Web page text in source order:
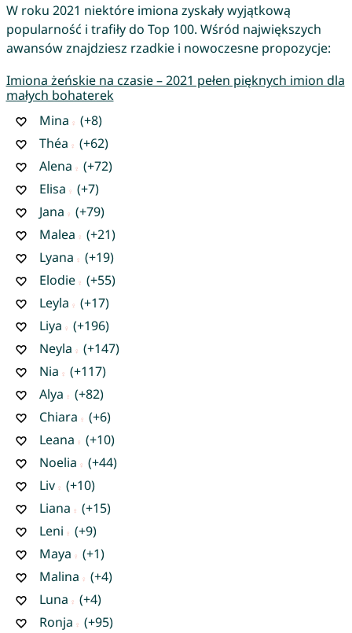
W roku 2021 niektóre imiona zyskały wyjątkową
popularność i trafiły do Top 100. Wśród największych
awansów znajdziesz rzadkie i nowoczesne propozycje:
Imiona żeńskie na czasie – 2021 pełen pięknych imion dla
małych bohaterek
Mina
(+8)
Théa
(+62)
Alena
(+72)
Elisa
(+7)
Jana
(+79)
Malea
(+21)
Lyana
(+19)
Elodie
(+55)
Leyla
(+17)
Liya
(+196)
Neyla
(+147)
Nia
(+117)
Alya
(+82)
Chiara
(+6)
Leana
(+10)
Noelia
(+44)
Liv
(+10)
Liana
(+15)
Leni
(+9)
Maya
(+1)
Malina
(+4)
Luna
(+4)
Ronja
(+95)